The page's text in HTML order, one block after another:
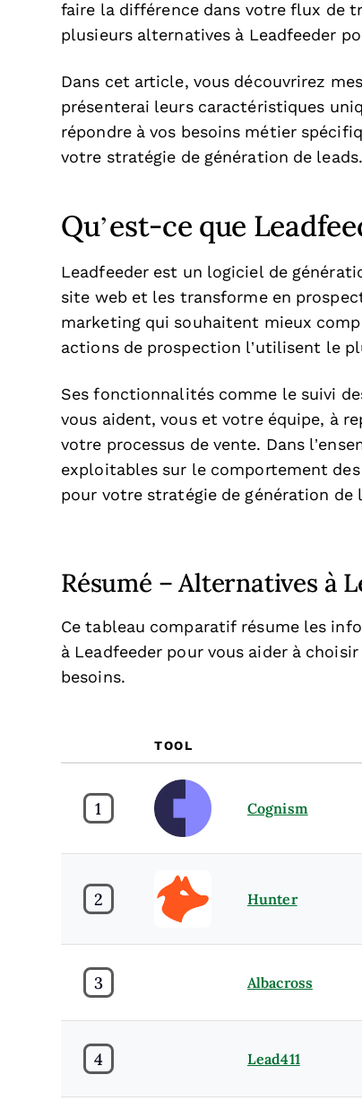
faire la différence dans votre flux de
plusieurs alternatives à Leadfeeder
Dans cet article, vous découvrirez
présenterai leurs caractéristiques
répondre à vos besoins métier
votre stratégie de génération de leads.
Qu’est-ce que
Leadfeeder est un logiciel de
site web et les transforme en
marketing qui souhaitent mieux
actions de prospection l’utilisent le
Ses fonctionnalités comme le suivi
vous aident, vous et votre équipe, à
votre processus de vente. Dans
exploitables sur le comportement
pour votre stratégie de génération de
Résumé – Alternatives à
Ce tableau comparatif résume les
à Leadfeeder pour vous aider à
besoins.
TOOL
1 Cognism
2 Hunter
3 Albacross
4 Lead411